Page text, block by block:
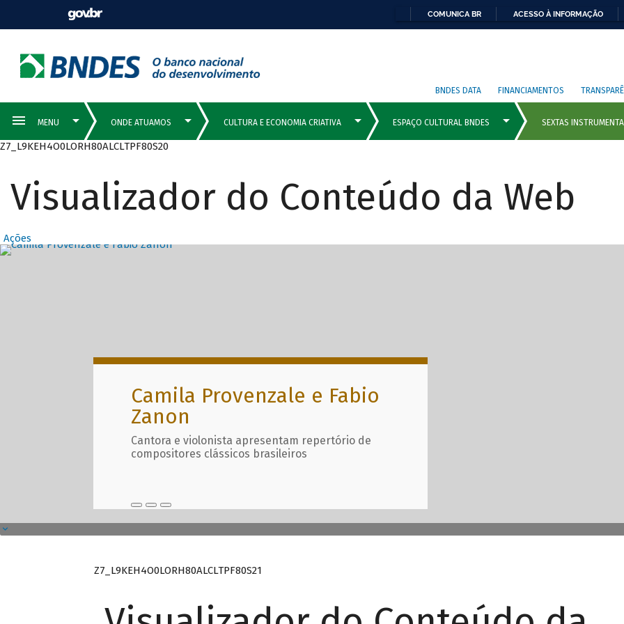
COMUNICA BR ACESSO À INFORMAÇÃO
BNDES DATA FINANCIAMENTOS
Z7_L9KEH4O0LORH80ALCLTPF80S20
Visualizador do Conteúdo da Web
Ações
Destaques Principais com
Camila Provenzale e Fabio
Zanon
Cantora e violonista apresentam repertório de
compositores clássicos brasileiros
Z7_L9KEH4O0LORH80ALCLTPF80S21